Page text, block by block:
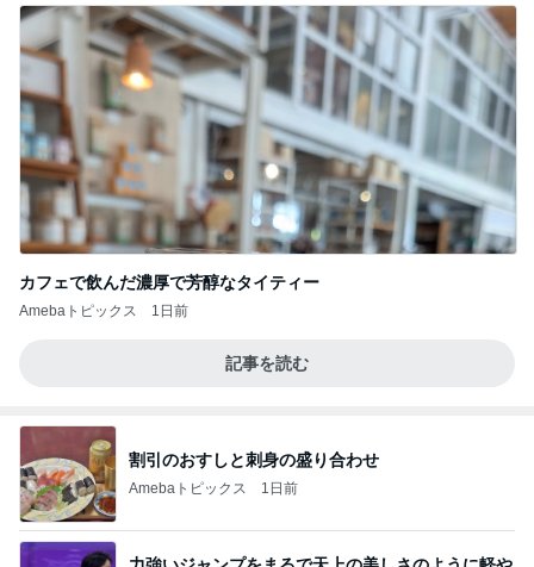
カフェで飲んだ濃厚で芳醇なタイティー
Amebaトピックス 1日前
記事を読む
割引のおすしと刺身の盛り合わせ
Amebaトピックス 1日前